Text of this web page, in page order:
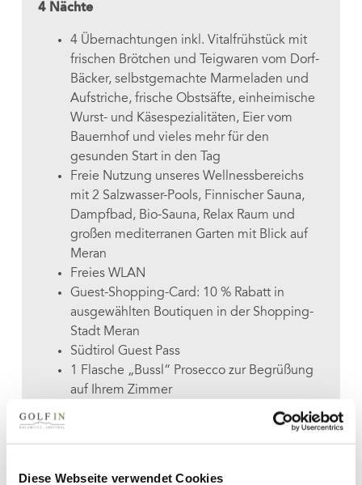
Diese Webseite verwendet Cookies
4 Nächte
4 Übernachtungen inkl. Vitalfrühstück mit
frischen Brötchen und Teigwaren vom Dorf-
Bäcker, selbstgemachte Marmeladen und
Aufstriche, frische Obstsäfte, einheimische
Wurst- und Käsespezialitäten, Eier vom
Bauernhof und vieles mehr für den
gesunden Start in den Tag
Freie Nutzung unseres Wellnessbereichs
mit 2 Salzwasser-Pools, Finnischer Sauna,
Dampfbad, Bio-Sauna, Relax Raum und
großen mediterranen Garten mit Blick auf
Meran
Freies WLAN
Guest-Shopping-Card: 10 % Rabatt in
ausgewählten Boutiquen in der Shopping-
Stadt Meran
Südtirol Guest Pass
1 Flasche „Bussl“ Prosecco zur Begrüßung
auf Ihrem Zimmer
Restaurant Buss‘l & more direkt auf dem
Dorfplatz von Partschins